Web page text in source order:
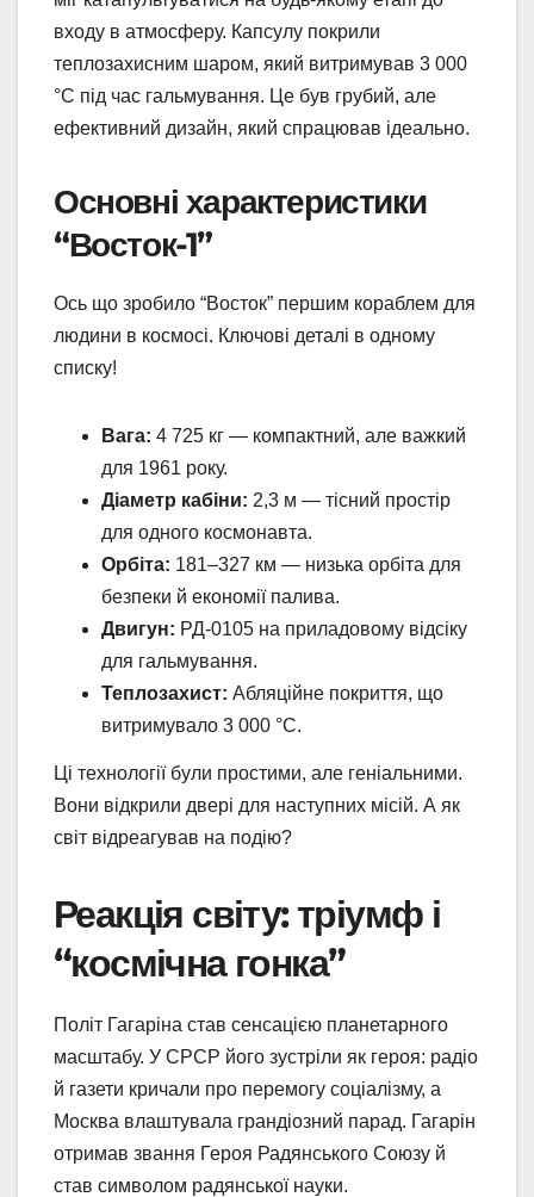
входу в атмосферу. Капсулу покрили
теплозахисним шаром, який витримував 3 000
°C під час гальмування. Це був грубий, але
ефективний дизайн, який спрацював ідеально.
Основні характеристики
“Восток-1”
Ось що зробило “Восток” першим кораблем для
людини в космосі. Ключові деталі в одному
списку!
Вага: 4 725 кг — компактний, але важкий
для 1961 року.
Діаметр кабіни: 2,3 м — тісний простір
для одного космонавта.
Орбіта: 181–327 км — низька орбіта для
безпеки й економії палива.
Двигун: РД-0105 на приладовому відсіку
для гальмування.
Теплозахист: Абляційне покриття, що
витримувало 3 000 °C.
Ці технології були простими, але геніальними.
Вони відкрили двері для наступних місій. А як
світ відреагував на подію?
Реакція світу: тріумф і
“космічна гонка”
Політ Гагаріна став сенсацією планетарного
масштабу. У СРСР його зустріли як героя: радіо
й газети кричали про перемогу соціалізму, а
Москва влаштувала грандіозний парад. Гагарін
отримав звання Героя Радянського Союзу й
став символом радянської науки.